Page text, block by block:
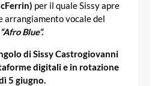
per il quale Sissy apre
arrangiamento vocale del
“Afro Blue”.
di Sissy Castrogiovanni
digitali e in rotazione
5 giugno.